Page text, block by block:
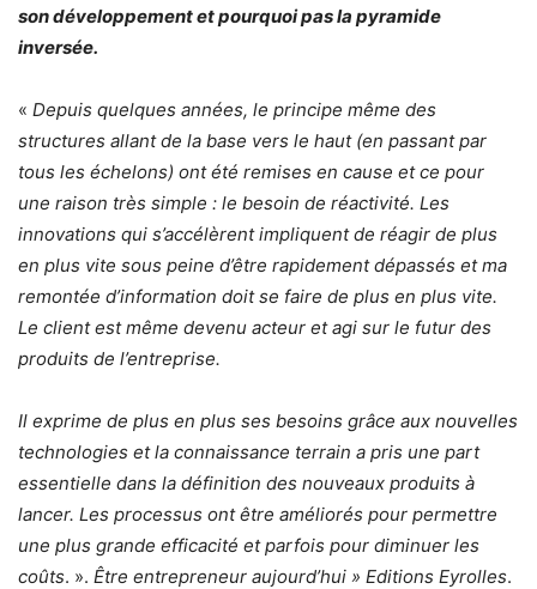
son développement et pourquoi pas la pyramide
inversée.
« Depuis quelques années, le principe même des
structures allant de la base vers le haut (en passant par
tous les échelons) ont été remises en cause et ce pour
une raison très simple : le besoin de réactivité. Les
innovations qui s’accélèrent impliquent de réagir de plus
en plus vite sous peine d’être rapidement dépassés et ma
remontée d’information doit se faire de plus en plus vite.
Le client est même devenu acteur et agi sur le futur des
produits de l’entreprise.
Il exprime de plus en plus ses besoins grâce aux nouvelles
technologies et la connaissance terrain a pris une part
essentielle dans la définition des nouveaux produits à
lancer. Les processus ont être améliorés pour permettre
une plus grande efficacité et parfois pour diminuer les
coûts. ». Être entrepreneur aujourd’hui » Editions Eyrolles.